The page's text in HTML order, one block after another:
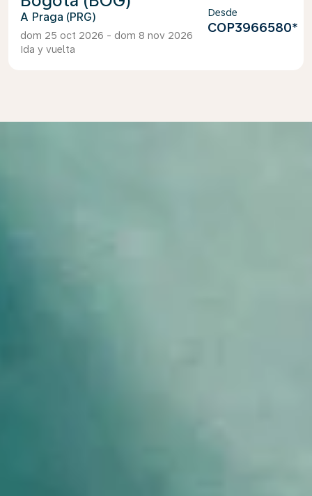
Praga (PRG)
dom 25 oct 2026 - dom 8 nov 2026
Ida y vuelta
Desde
COP3966580*